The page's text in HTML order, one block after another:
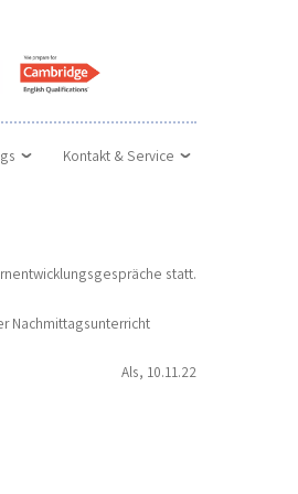
Kontakt & Service
statt.
Nachmittagsunterricht
Als, 10.11.22